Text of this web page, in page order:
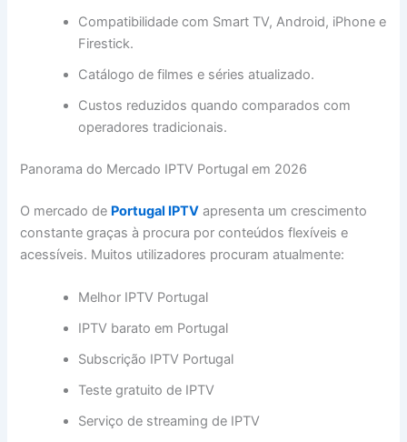
Compatibilidade com Smart TV, Android, iPhone e
Firestick.
Catálogo de filmes e séries atualizado.
Custos reduzidos quando comparados com
operadores tradicionais.
Panorama do Mercado IPTV Portugal em 2026
O mercado de Portugal IPTV apresenta um crescimento
constante graças à procura por conteúdos flexíveis e
acessíveis. Muitos utilizadores procuram atualmente:
Melhor IPTV Portugal
IPTV barato em Portugal
Subscrição IPTV Portugal
Teste gratuito de IPTV
Serviço de streaming de IPTV